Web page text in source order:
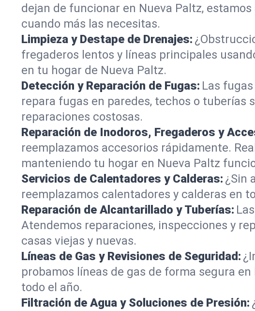
dejan de funcionar en Nueva Paltz,
cuando más las necesitas.
Limpieza y Destape de Drenajes:
fregaderos lentos y líneas principales
en tu hogar de Nueva Paltz.
Detección y Reparación de Fugas: Las
repara fugas en paredes, techos o tuberías
reparaciones costosas.
Reparación de Inodoros, Fregaderos y
reemplazamos accesorios rápidamente.
manteniendo tu hogar en Nueva Paltz
Servicios de Calentadores y Calderas: ¿Sin
reemplazamos calentadores y calderas en
Reparación de Alcantarillado y Tuberías:
Atendemos reparaciones, inspecciones y
casas viejas y nuevas.
Líneas de Gas y Revisiones de Seguridad:
probamos líneas de gas de forma segura
todo el año.
Filtración de Agua y Soluciones de Presión: